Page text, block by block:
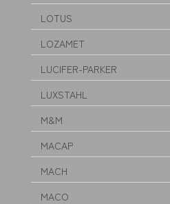
LOTUS
LOZAMET
LUCIFER-PARKER
LUXSTAHL
M&M
MACAP
MACH
MACO